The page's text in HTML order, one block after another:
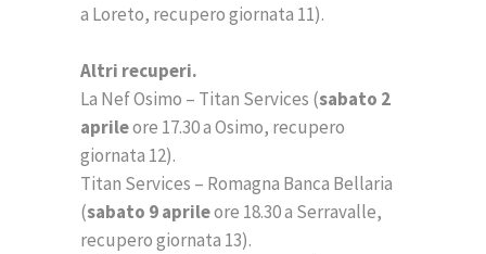
a Loreto, recupero giornata 11).
Altri recuperi.
La Nef Osimo – Titan Services (sabato 2
aprileore 17.30 a Osimo, recupero
giornata 12).
Titan Services – Romagna Banca Bellaria
(sabato 9 aprileore 18.30 a Serravalle,
recupero giornata 13).